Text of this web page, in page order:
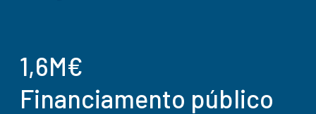
1,6M€
Financiamento público